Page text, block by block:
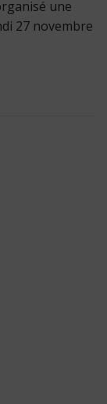
une
27 novembre